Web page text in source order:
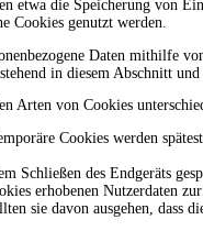
etwa die Speicherung von
Cookies genutzt werden.
Daten mithilfe
in diesem Abschnitt
Arten von Cookies
Cookies werden
Schließen des Endgeräts
erhobenen Nutzerdaten
davon ausgehen, dass